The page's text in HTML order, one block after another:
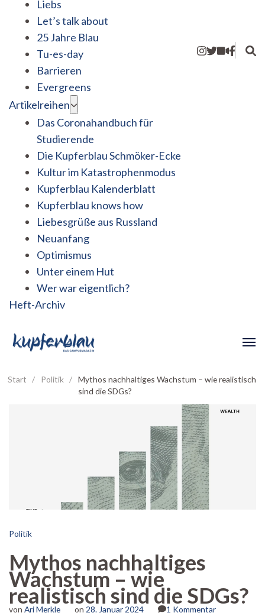
Liebs
Let’s talk about
25 Jahre Blau
Tu-es-day
Barrieren
Evergreens
Artikelreihen
Das Coronahandbuch für
Studierende
Die Kupferblau Schmöker-Ecke
Kultur im Katastrophenmodus
Kupferblau Kalenderblatt
Kupferblau knows how
Liebesgrüße aus Russland
Neuanfang
Optimismus
Unter einem Hut
Wer war eigentlich?
Heft-Archiv
Start / Politik /
Mythos nachhaltiges Wachstum – wie realistisch
sind die SDGs?
Politik
Mythos nachhaltiges
Wachstum – wie
realistisch sind die SDGs?
von Ari Merkle on 28. Januar 2024 1 Kommentarzu